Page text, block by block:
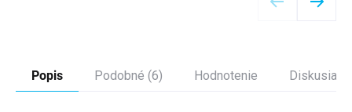
Popis Podobné (6) Hodnotenie Diskusia